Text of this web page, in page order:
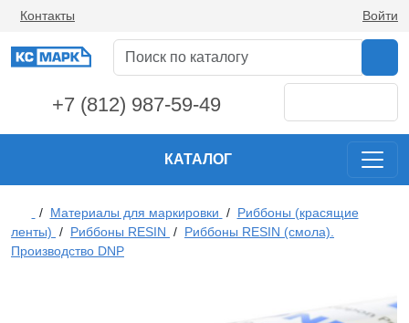
Контакты Войти
+7 (812) 987-59-49
КАТАЛОГ
/ Материалы для маркировки / Риббоны (красящие
ленты) / Риббоны RESIN / Риббоны RESIN (смола).
Производство DNP